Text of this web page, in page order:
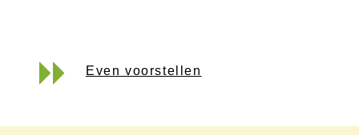
Even voorstellen